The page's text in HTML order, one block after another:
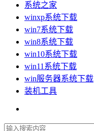
系统之家
winxp系统下载
win7系统下载
win8系统下载
win10系统下载
win11系统下载
win服务器系统下载
装机工具